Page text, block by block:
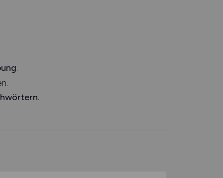
.
.